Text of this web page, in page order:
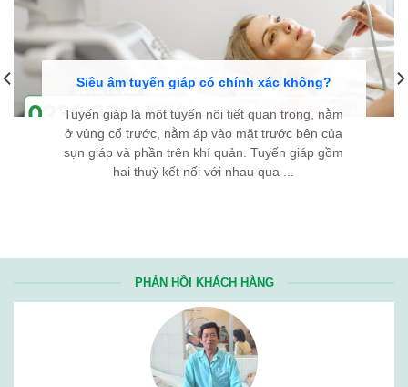
Siêu âm tuyến giáp có chính xác không?
Tuyến giáp là một tuyến nội tiết quan trọng, nằm
ở vùng cổ trước, nằm áp vào mặt trước bên của
sụn giáp và phần trên khí quản. Tuyến giáp gồm
hai thuỳ kết nối với nhau qua ...
PHẢN HỒI KHÁCH HÀNG